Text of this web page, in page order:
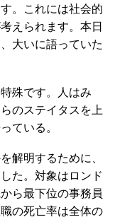
。これには社会的
えられます。本日
大いに語っていた
殊です。人はみ
のステイタスを上
ている。
解明するために、
た。対象はロンド
ら最下位の事務員
の死亡率は全体の